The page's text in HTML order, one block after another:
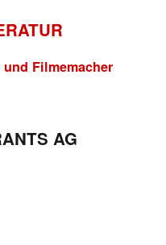
Filmemacher
AG